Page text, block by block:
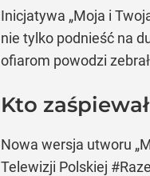
Inicjatywa „Moja i
nie tylko podnieść na
ofiarom powodzi
Kto
Nowa wersja utworu
Telewizji Polskiej